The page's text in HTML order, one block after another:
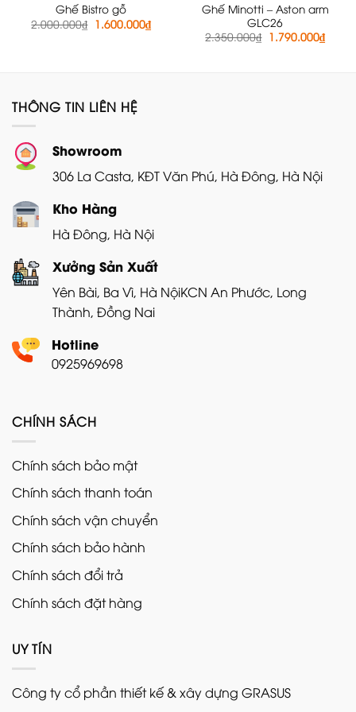
Ghế Bistro gỗ
2.000.000₫ Giá
gốc
1.600.000₫Giá
hiện
Ghế Minotti – Aston arm
GLC26
2.350.000₫ Giá
gốc
1.790.000₫Giá
hiện
THÔNG TIN LIÊN HỆ
Showroom
306 La Casta, KĐT Văn Phú, Hà Đông, Hà Nội
Kho Hàng
Hà Đông, Hà Nội
Xưởng Sản Xuất
Yên Bài, Ba Vì, Hà NộiKCN An Phước, Long
Thành, Đồng Nai
Hotline
0925969698
CHÍNH SÁCH
Chính sách bảo mật
Chính sách thanh toán
Chính sách vận chuyển
Chính sách bảo hành
Chính sách đổi trả
Chính sách đặt hàng
UY TÍN
Công ty cổ phần thiết kế & xây dựng GRASUS